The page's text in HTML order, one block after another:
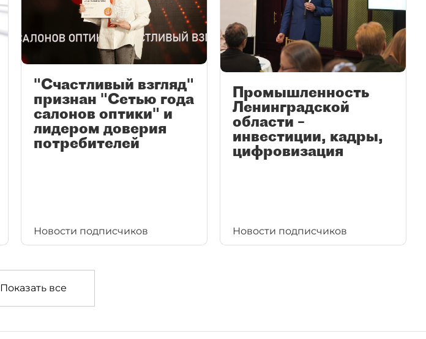
"Счастливый взгляд"
признан "Сетью года
салонов оптики" и
лидером доверия
потребителей
Новости подписчиков
Промышленность
Ленинградской
области –
инвестиции, кадры,
цифровизация
Новости подписчиков
Показать все